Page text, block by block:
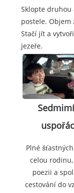
Sklopte druhou
postele. Objem
Stačí jít a
jezeře.
Plné
celou
poezii a
cestování do